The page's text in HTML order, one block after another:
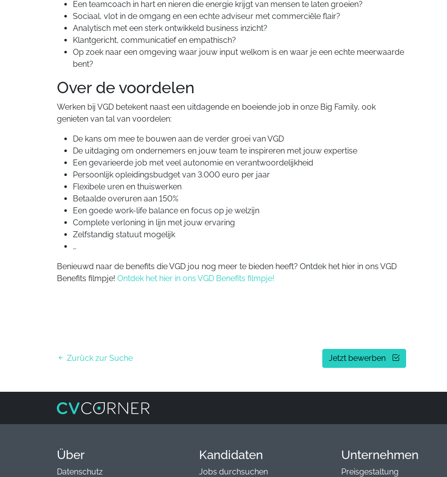
Een teamcoach in hart en nieren die energie krijgt van mensen te laten groeien?
Sociaal, vlot in de omgang en een echte adviseur met commerciële flair?
Analytisch met een sterk ontwikkeld business inzicht?
Klantgericht, communicatief en empathisch?
Op zoek naar een omgeving waar jouw input welkom is en waar je een echte meerwaarde
bent?
Over de voordelen
Werken bij VGD betekent naast een uitdagende en boeiende job in onze Big Family, ook
genieten van tal van voordelen:
De kans om mee te bouwen aan de verder groei van VGD
De uitdaging om ondernemers en jouw team te inspireren met jouw expertise
Een gevarieerde job met veel autonomie en verantwoordelijkheid
Persoonlijk opleidingsbudget van 3.000 euro per jaar
Flexibele uren en thuiswerken
Betaalde overuren aan 150%
Een goede work-life balance en focus op je welzijn
Complete verloning in lijn met jouw ervaring
Zelfstandig statuut mogelijk
…
Benieuwd naar de benefits die VGD jou nog meer te bieden heeft? Ontdek het hier in ons VGD
Benefits filmpje! Ontdek het hier in ons VGD Benefits filmpje!
Zurück zur Suche Jetzt bewerben
Über
Datenschutz
Kandidaten
Jobs durchsuchen
Unternehmen
Preisgestaltung